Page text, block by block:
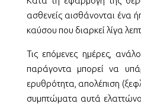
ασθενείς αισθάνονται ένα
καύσου που διαρκεί λίγα
Τις επόμενες ημέρες,
παράγοντα μπορεί να
ερυθρότητα, απολέπιση
συμπτώματα αυτά